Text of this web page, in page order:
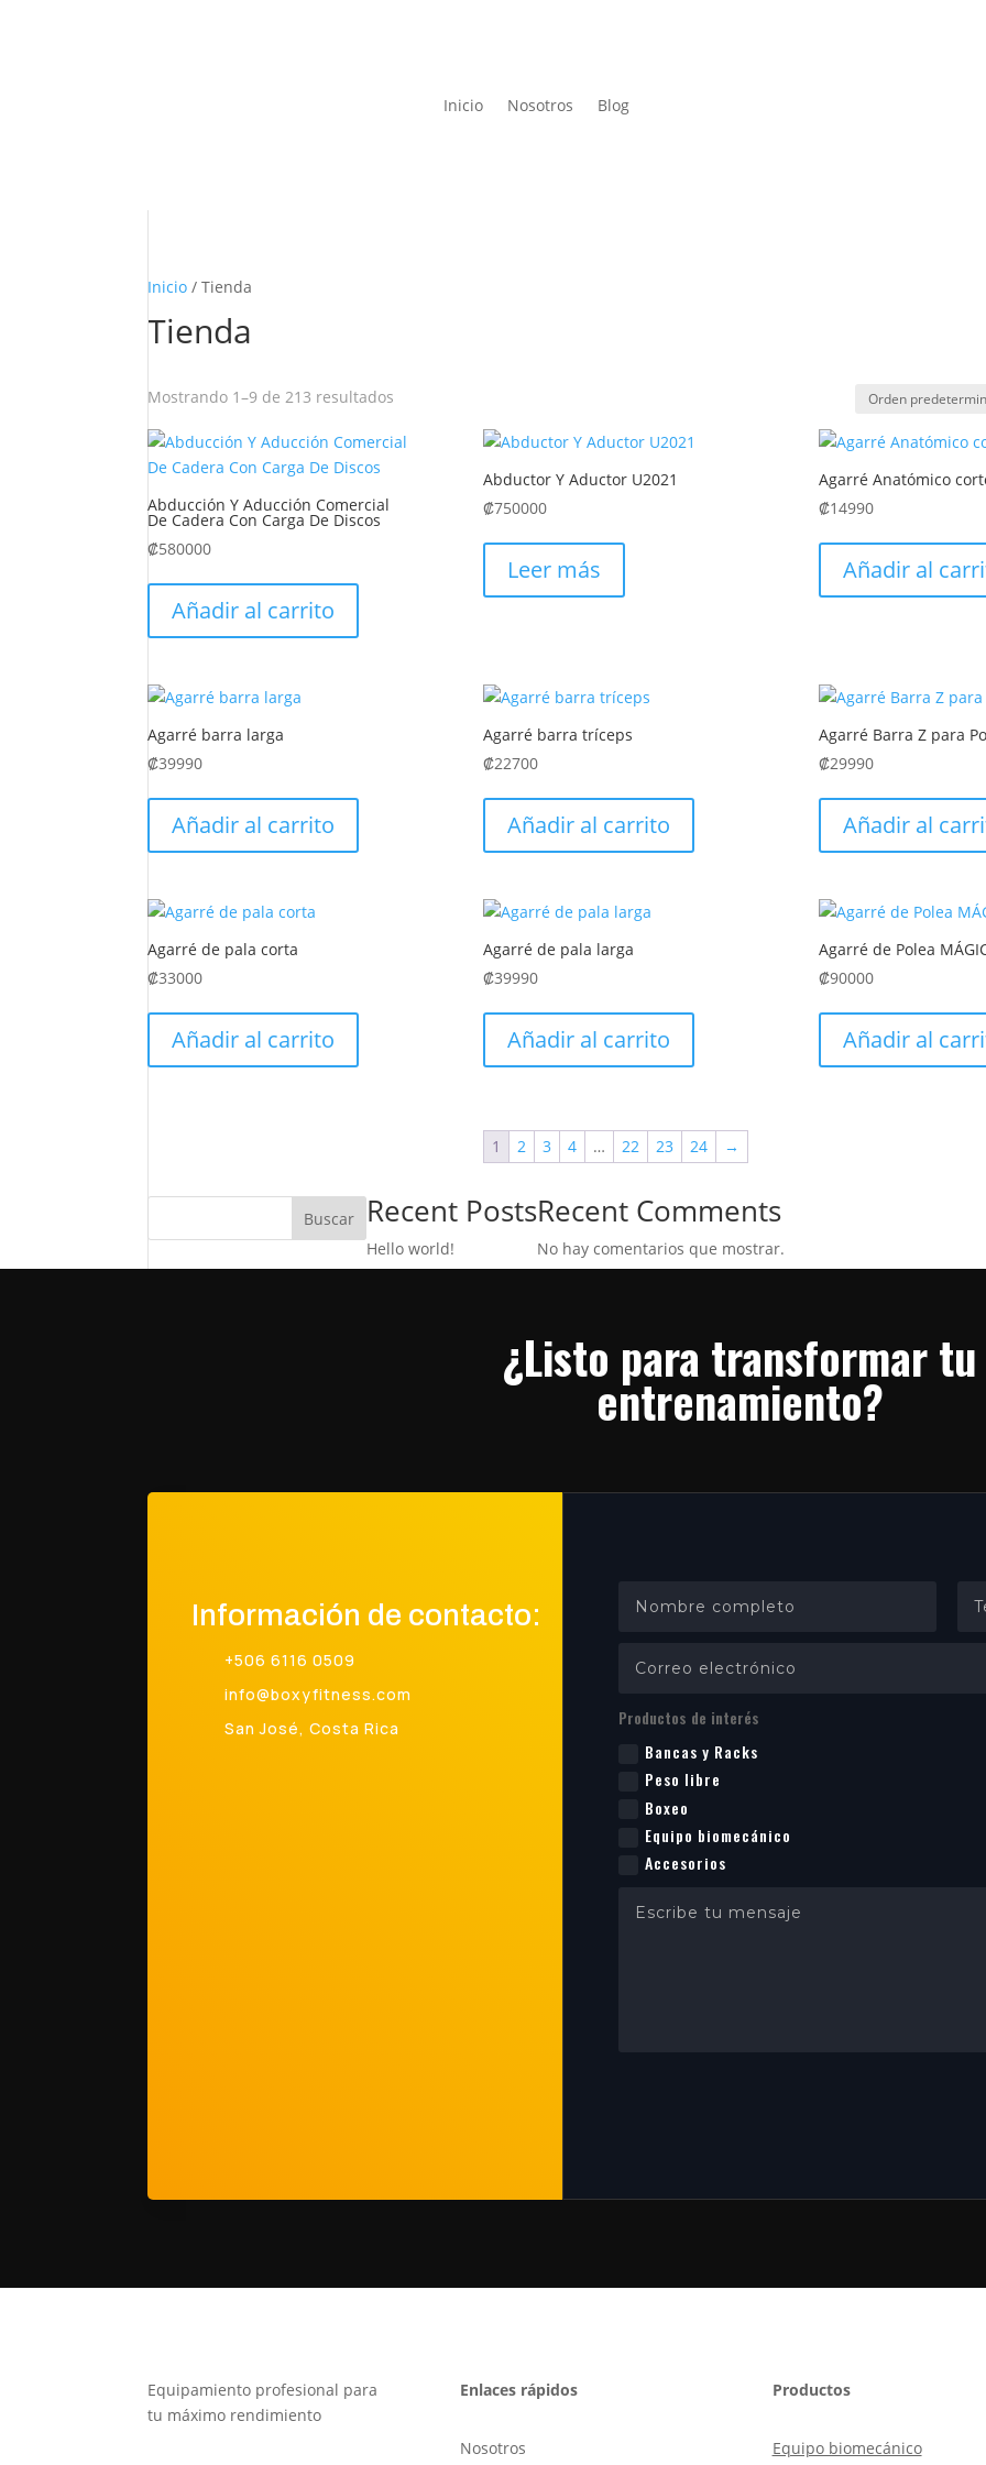
Inicio Nosotros Blog
Inicio / Tienda
Tienda
Mostrando 1–9 de 213 resultados
Abducción Y Aducción Comercial
De Cadera Con Carga De Discos
₡580000
Añadir al carrito
Abductor Y Aductor U2021
₡750000
Leer más
Agarré Anatómico
₡14990
Añadir al
Agarré barra larga
₡39990
Añadir al carrito
Agarré barra tríceps
₡22700
Añadir al carrito
Agarré Barra Z para
₡29990
Añadir al
Agarré de pala corta
₡33000
Añadir al carrito
Agarré de pala larga
₡39990
Añadir al carrito
Agarré de Polea
₡90000
Añadir al
1 2 3 4 … 22 23 24 →
Buscar Recent Posts
Hello world!
Recent Comments
No hay comentarios que mostrar.
¿Listo para transformar tu
entrenamiento?
Información de contacto:
+506 6116 0509
info@boxyfitness.com
San José, Costa Rica
Productos de interés
Bancas y Racks
Peso libre
Boxeo
Equipo biomecánico
Accesorios
Equipamiento profesional para
tu máximo rendimiento
Enlaces rápidos
Nosotros
Productos
Equipo biomecánico